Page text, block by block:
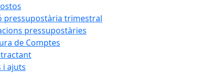
pressupostària trimestral
pressupostàries
de Comptes
i ajuts